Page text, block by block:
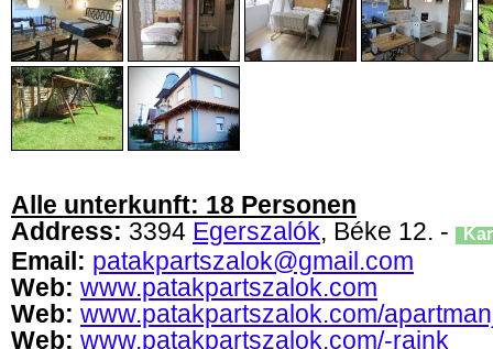
Alle unterkunft: 18 Personen
Address: 3394 Egerszalók, Béke 12. -
Email: patakpartszalok@gmail.com
Web: www.patakpartszalok.com
Web: www.patakpartszalok.com/
Web: www.patakpartszalok.com/-raink